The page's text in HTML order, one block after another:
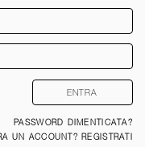
PASSWORD DIMENTICATA?
UN ACCOUNT? REGISTRATI